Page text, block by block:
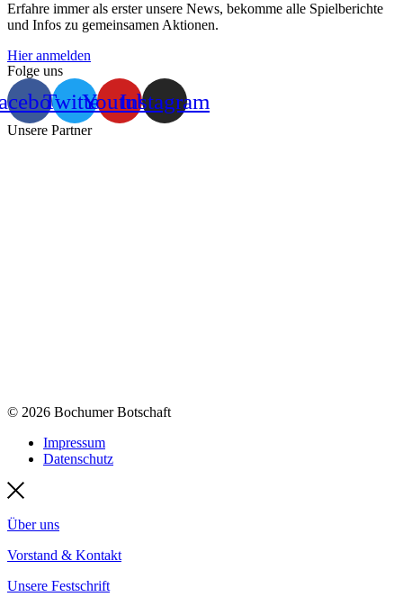
Erfahre immer als erster unsere News, bekomme alle Spielberichte
und Infos zu gemeinsamen Aktionen.
Hier anmelden
Folge uns
TwitterYoutubeInstagram
Unsere Partner
© 2026 Bochumer Botschaft
Impressum
Datenschutz
Über uns
Vorstand & Kontakt
Unsere Festschrift